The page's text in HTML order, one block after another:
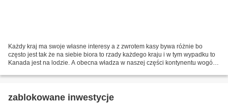
Każdy kraj ma swoje własne interesy a z zwrotem kasy bywa różnie bo
często jest tak że na siebie biora to rzady każdego kraju i w tym wypadku to
Kanada jest na lodzie. A obecna władza w naszej części kontynentu wogóle
zablokowane inwestycje